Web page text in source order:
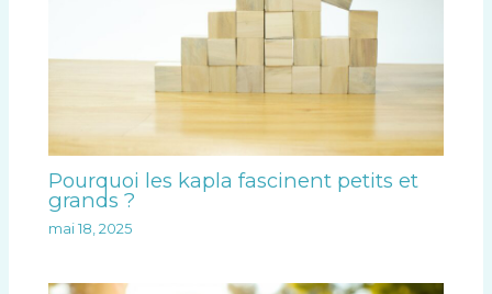
Pourquoi les kapla fascinent petits et
grands ?
mai 18, 2025